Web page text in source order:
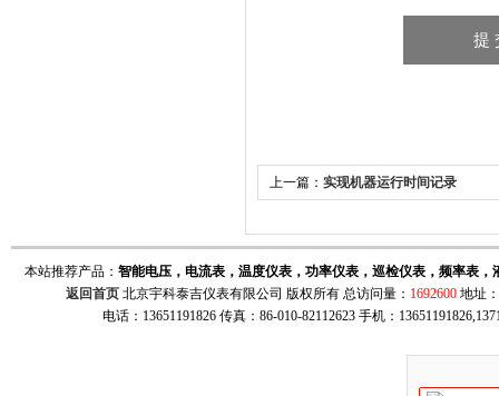
上一篇： 实现机器运行时间记录
本站推荐产品： 智能电压，电流表，温度仪表，功率仪表，巡检仪表，频率表
返回首页 北京宇科泰吉仪表有限公司 版权所有 总访问量： 1692600 地址
电话：13651191826 传真：86-010-82112623 手机：